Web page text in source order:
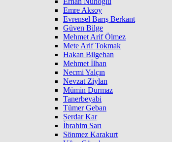
Emre Aksoy
Evrensel Barış Berkant
Güven Bilge
Mehmet Arif Ölmez
Mete Arif Tokmak
Hakan Bilgehan
Mehmet İlhan
Necmi Yalçın
Nevzat Ziylan
Mümin Durmaz
Tanerbeyabi
Tümer Geban
Serdar Kar
İbrahim Sarı
Sönmez Karakurt